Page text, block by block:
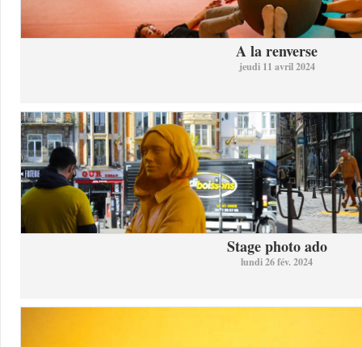
A la renverse
jeudi 11 avril 2024
Stage photo ado
lundi 26 fév. 2024